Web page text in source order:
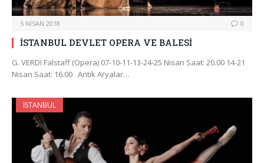
5 NISAN 2018 0
İSTANBUL DEVLET OPERA VE BALESİ
G. VERDI Falstaff (Opera) 07-10-11-13-24-25 Nisan Saat: 20.00 14-21
Nisan Saat: 16.00 Antik Aryalar…
İSTANBUL